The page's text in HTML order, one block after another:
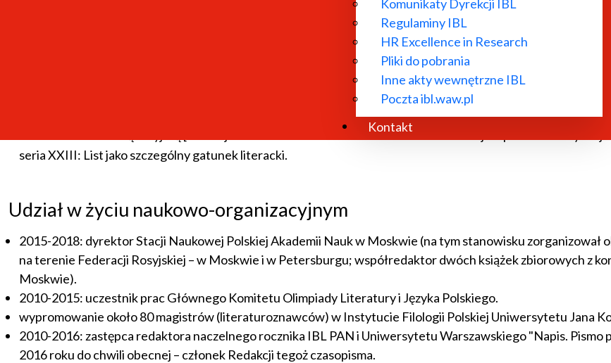
Komunikaty Dyrekcji IBL
Regulaminy IBL
HR Excellence in Research
Pliki do pobrania
Inne akty wewnętrzne IBL
Poczta ibl.waw.pl
Kontakt
Konserwatyści a koncepcja czasu kolistego. W: Pogranicza literatury: księga ofiarowana Januszowi
Język konserwatystów. W: Pozytywizm. Języki epoki. Warszawa 2001.
Masoni w oczach polskich konserwatystów. "Ars Regia" 1993 nr 2.
Ku zbliżeniu z kulturą rosyjską [recenzja: A. Sobieska: Wokół Aleksandra Błoka. Z dziejów polskich
seria XXIII: List jako szczególny gatunek literacki.
Udział w życiu naukowo-organizacyjnym
2015-2018: dyrektor Stacji Naukowej Polskiej Akademii Nauk w Moskwie (na tym stanowisku zorganizował
na terenie Federacji Rosyjskiej – w Moskwie i w Petersburgu; współredaktor dwóch książek zbiorowych z
Moskwie).
2010-2015: uczestnik prac Głównego Komitetu Olimpiady Literatury i Języka Polskiego.
wypromowanie około 80 magistrów (literaturoznawców) w Instytucie Filologii Polskiej Uniwersytetu Jana
2010-2016: zastępca redaktora naczelnego rocznika IBL PAN i Uniwersytetu Warszawskiego "Napis.
2016 roku do chwili obecnej – członek Redakcji tegoż czasopisma.